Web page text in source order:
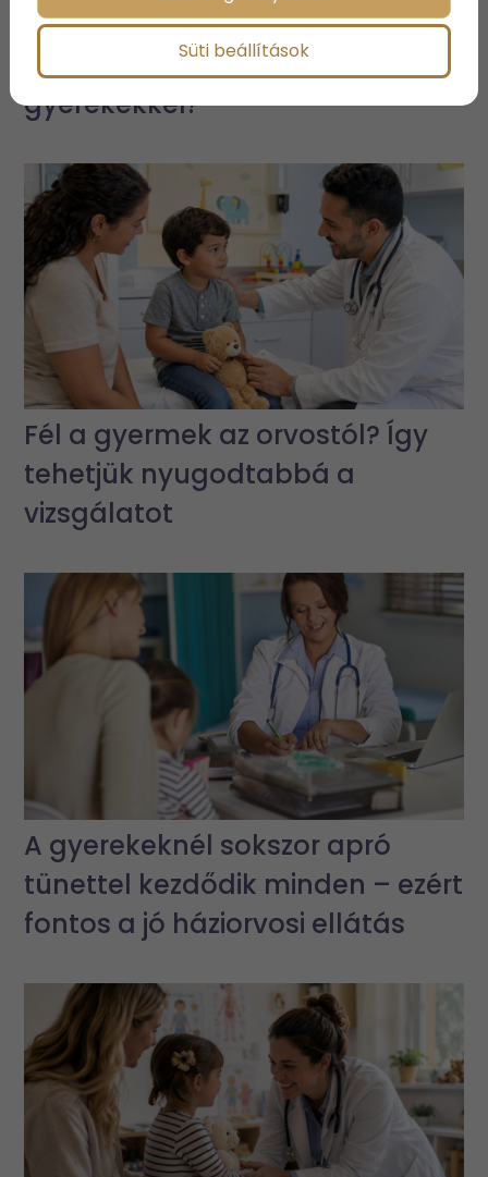
Családi kaland – Miért jó
választás Szlovénia
gyerekekkel?
Fél a gyermek az orvostól? Így
tehetjük nyugodtabbá a
vizsgálatot
A gyerekeknél sokszor apró
tünettel kezdődik minden – ezért
fontos a jó háziorvosi ellátás
Süti beállítások